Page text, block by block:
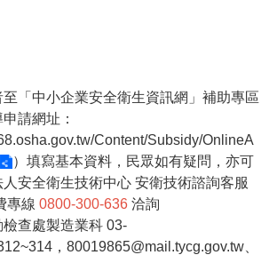
「中小企業安全衛生資訊網」補助專區
申請網址：
Content/Subsidy/OnlineA
）填寫基本資料，民眾如有疑問，亦可
安全衛生技術中心 安衛技術諮詢客服
專線 0800-300-636 洽詢
查處製造業科 03-
，80019865@mail.tycg.gov.tw、